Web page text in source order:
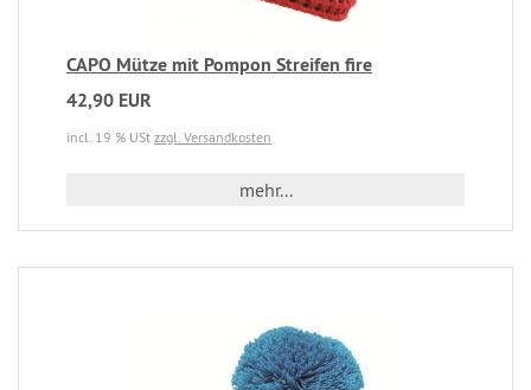
CAPO Mütze mit Pompon Streifen fire
42,90 EUR
incl. 19 % USt zzgl. Versandkosten
mehr...